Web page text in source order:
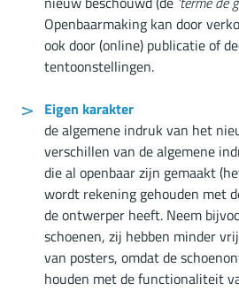
Openbaarmaking kan door
ook door (online) publicatie of
tentoonstellingen.
Eigen karakter
de algemene indruk van het
verschillen van de algemene
die al openbaar zijn gemaakt
wordt rekening gehouden met
de ontwerper heeft. Neem
schoenen, zij hebben minder
van posters, omdat de
houden met de functionaliteit